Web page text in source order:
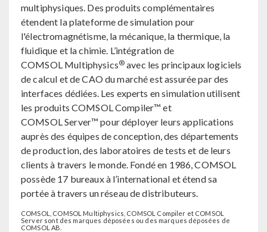
multiphysiques. Des produits complémentaires
étendent la plateforme de simulation pour
l'électromagnétisme, la mécanique, la thermique, la
fluidique et la chimie. L’intégration de
COMSOL Multiphysics® avec les principaux logiciels
de calcul et de CAO du marché est assurée par des
interfaces dédiées. Les experts en simulation utilisent
les produits COMSOL Compiler™ et
COMSOL Server™ pour déployer leurs applications
auprès des équipes de conception, des départements
de production, des laboratoires de tests et de leurs
clients à travers le monde. Fondé en 1986, COMSOL
possède 17 bureaux à l’international et étend sa
portée à travers un réseau de distributeurs.
COMSOL, COMSOL Multiphysics, COMSOL Compiler et COMSOL
Server sont des marques déposées ou des marques déposées de
COMSOL AB.